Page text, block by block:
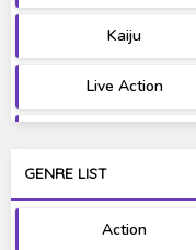
Kaiju
Live Action
Ultraman
GENRE LIST
Action